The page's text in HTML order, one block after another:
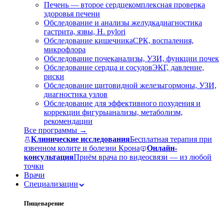
Печень — второе сердцекомплексная проверка
здоровья печени
Обследование и анализы желудкадиагностика
гастрита, язвы, H. pylori
Обследование кишечникаСРК, воспаления,
микрофлора
Обследование почеканализы, УЗИ, функции почек
Обследование сердца и сосудовЭКГ, давление,
риски
Обследование щитовидной железыгормоны, УЗИ,
диагностика узлов
Обследование для эффективного похудения и
коррекции фигурыанализы, метаболизм,
рекомендации
Все программы →
Клинические исследованияБесплатная терапия при
язвенном колите и болезни Крона
Онлайн-
консультацияПриём врача по видеосвязи — из любой
точки
Врачи
Специализации
Пищеварение